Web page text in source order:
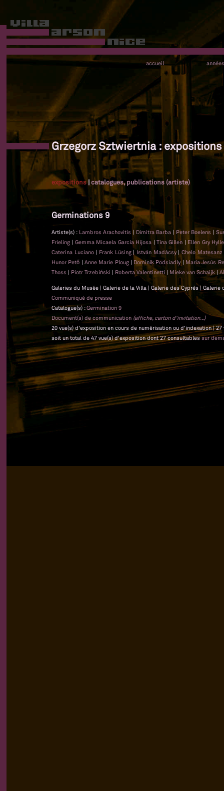
accueil années
Grzegorz Sztwiertnia : expositions
expositions|catalogues, publications (artiste)
Germinations 9
Artiste(s) : Lambros Arachovitis | Dimitra Barba | Peter Boelens |
Frieling | Gemma Micaela Garcia Hijosa |Tina Gillen | Ellen Gry
Caterina Luciano | Frank Lüsing| István Madácsy |Chelo Matesanz
Hunor Pető | Anne Marie Ploug | Dominik Podsiadly | María Jesús
Thoss | Piotr Trzebiński | Roberta Valentinetti | Mieke van Schaijk |
Galeries du Musée | Galerie de la Villa | Galerie des Cyprès |
Communiqué de presse
Catalogue(s) :Germination 9
Document(s) de communication (affiche, carton d'invitation...)
20 vue(s) d'exposition en cours de numérisation ou d'indexation |
soit un total de 47 vue(s) d'exposition dont 27 consultablessur